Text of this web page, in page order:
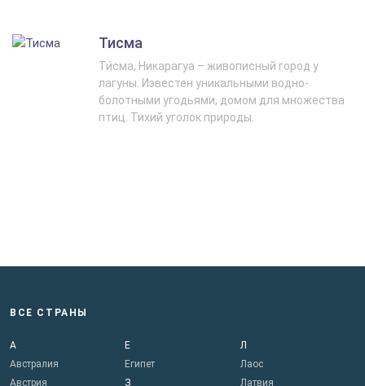
Тисма
Ти́сма, Никарагуа – живописный город у
лагуны. Известен уникальными водно-
болотными угодьями, домом для множества
птиц. Тихий уголок природы.
ВСЕ СТРАНЫ
А
Австралия
Австрия
Е
Египет
З
Л
Лаос
Латвия